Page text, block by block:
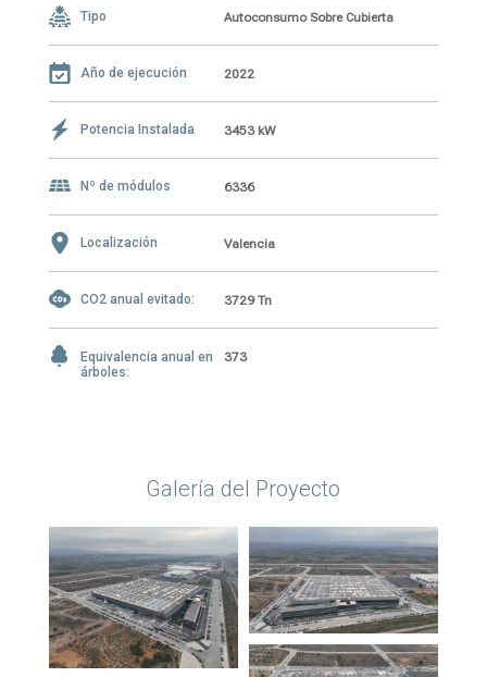
Tipo Autoconsumo Sobre Cubierta
Año de ejecución 2022
Potencia Instalada 3453 kW
Nº de módulos 6336
Localización Valencia
CO2 anual evitado: 3729 Tn
Equivalencia anual en
árboles:
373
Galería del Proyecto